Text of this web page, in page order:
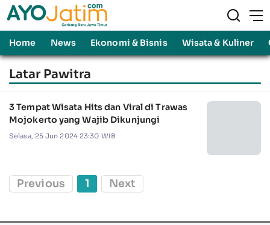
Home News Ekonomi & Bisnis Wisata & Kuliner
Latar Pawitra
3 Tempat Wisata Hits dan Viral di Trawas
Mojokerto yang Wajib Dikunjungi
Selasa, 25 Jun 2024 23:30 WIB
Previous 1 Next